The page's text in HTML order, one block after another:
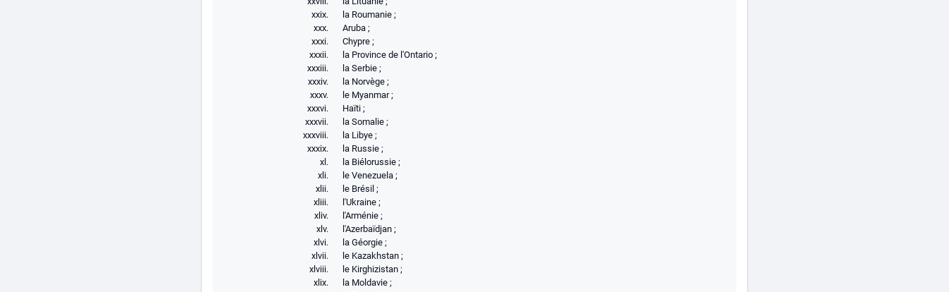
la Roumanie ;
Aruba ;
Chypre ;
la Province de l'Ontario ;
la Serbie ;
la Norvège ;
le Myanmar ;
Haïti ;
la Somalie ;
la Libye ;
la Russie ;
la Biélorussie ;
le Venezuela ;
le Brésil ;
l'Ukraine ;
l'Arménie ;
l'Azerbaïdjan ;
la Géorgie ;
le Kazakhstan ;
le Kirghizistan ;
la Moldavie ;